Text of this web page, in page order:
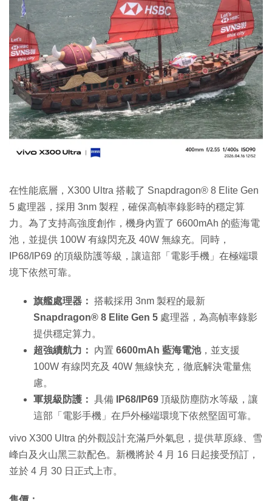
在性能底層，X300 Ultra 搭載了 Snapdragon® 8 Elite Gen
5 處理器，採用 3nm 製程，確保高幀率錄影時的穩定算
力。為了支持高強度創作，機身內置了 6600mAh 的藍海電
池，並提供 100W 有線閃充及 40W 無線充。同時，
IP68/IP69 的頂級防護等級，讓這部「電影手機」在極端環
境下依然可靠。
旗艦處理器： 搭載採用 3nm 製程的最新
Snapdragon® 8 Elite Gen 5 處理器，為高幀率錄影
提供穩定算力。
超強續航力：
內置 6600mAh 藍海電池，並支援
100W 有線閃充及 40W 無線快充，徹底解決電量焦
慮。
軍規級防護： 具備 IP68/IP69 頂級防塵防水等級，讓
這部「電影手機」在戶外極端環境下依然堅固可靠。
vivo X300 Ultra 的外觀設計充滿戶外氣息，提供草原綠、雪
峰白及火山黑三款配色。新機將於 4 月 16 日起接受預訂，
並於 4 月 30 日正式上市。